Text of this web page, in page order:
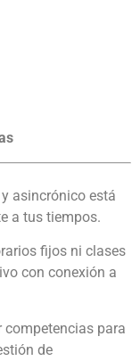
asincrónico está
a tus tiempos.
fijos ni clases
con conexión a
competencias para
de